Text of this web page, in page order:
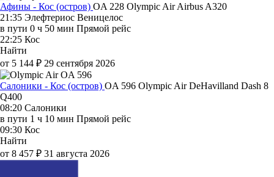
Афины - Кос (остров) OA 228 Olympic AirAirbus A320
21:35 Элефтериос Веницелос
в пути 0 ч 50 мин Прямой рейс
22:25 Кос
Найти
от 5 144 ₽ 29 сентября 2026
Салоники - Кос (остров) OA 596 Olympic AirDeHavilland Dash 8
Q400
08:20 Салоники
в пути 1 ч 10 мин Прямой рейс
09:30 Кос
Найти
от 8 457 ₽ 31 августа 2026